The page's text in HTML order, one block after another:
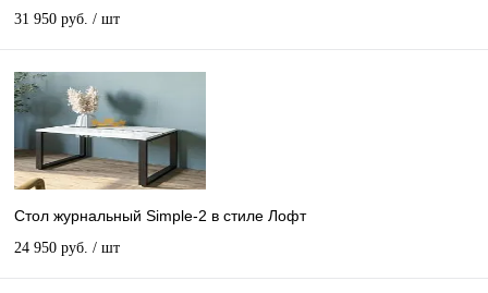
31 950 руб. / шт
Стол журнальный Simple-2 в стиле Лофт
24 950 руб. / шт